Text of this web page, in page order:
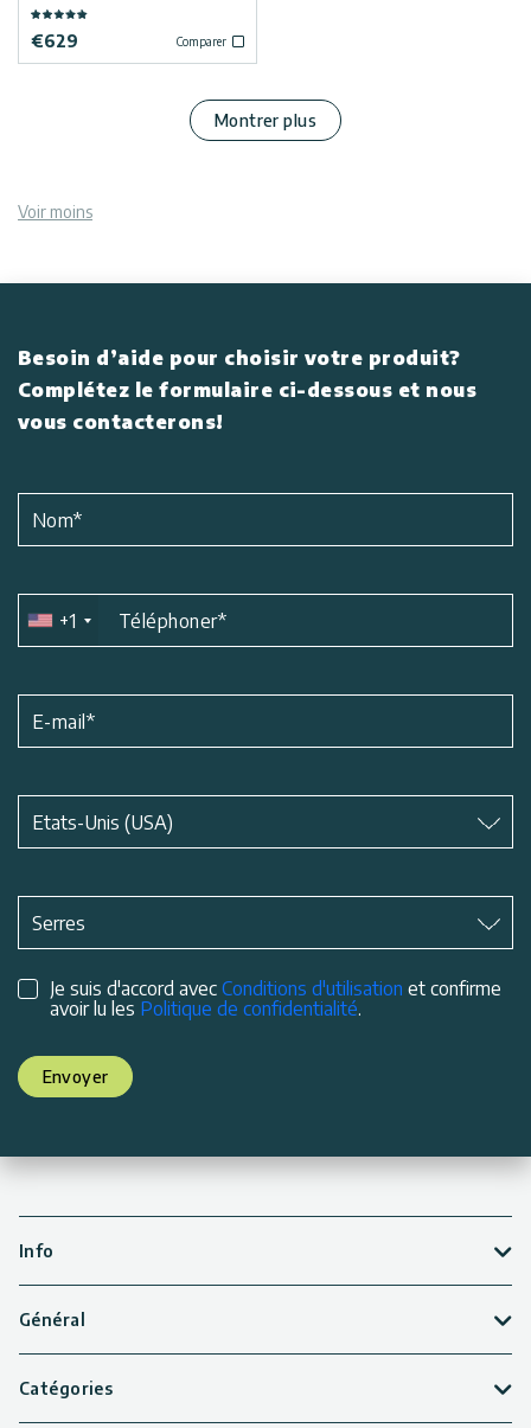
€629 Comparer
Montrer plus
Voir moins
Besoin d’aide pour choisir votre produit?
Complétez le formulaire ci-dessous et nous
vous contacterons!
Nom*
+1 Téléphoner*
E-mail *
Etats-Unis (USA)
Serres
Je suis d'accord avec Conditions d'utilisation et confirme
avoir lu les Politique de confidentialité.
Envoyer
Info
Général
Catégories